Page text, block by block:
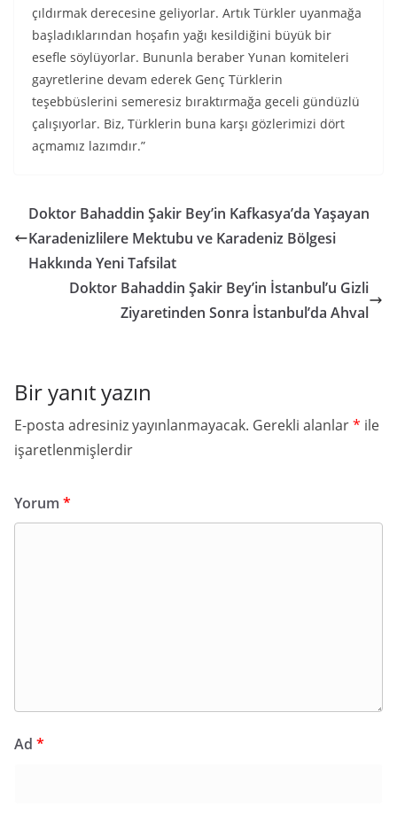
çıldırmak derecesine geliyorlar. Artık Türkler uyanmağa
başladıklarından hoşafın yağı kesildiğini büyük bir
esefle söylüyorlar. Bununla beraber Yunan komiteleri
gayretlerine devam ederek Genç Türklerin
teşebbüslerini semeresiz bıraktırmağa geceli gündüzlü
çalışıyorlar. Biz, Türklerin buna karşı gözlerimizi dört
açmamız lazımdır.”
Doktor Bahaddin Şakir Bey’in Kafkasya’da Yaşayan
Karadenizlilere Mektubu ve Karadeniz Bölgesi
Hakkında Yeni Tafsilat
Doktor Bahaddin Şakir Bey’in İstanbul’u Gizli
Ziyaretinden Sonra İstanbul’da Ahval
Bir yanıt yazın
E-posta adresiniz yayınlanmayacak. Gerekli alanlar* ile
işaretlenmişlerdir
Yorum *
Ad *